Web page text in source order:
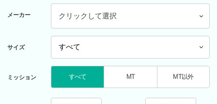
メーカー クリックして選択
サイズ
ミッション すべて MT MT以外